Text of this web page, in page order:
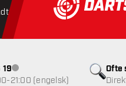
inden for 24 timer
Ofte
19Kundeservice ikke tilgængelig
21:00 (engelsk)